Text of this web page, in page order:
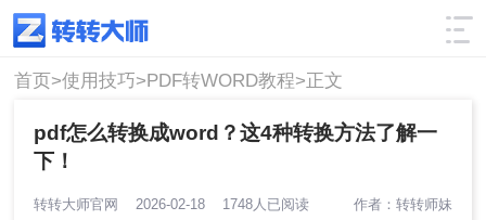
使用技巧 筛选
首页>使用技巧>PDF转WORD教程>正文
pdf怎么转换成word？这4种转换方法了解一
下！
转转大师官网 2026-02-18 1748人已阅读 作者：转转师妹